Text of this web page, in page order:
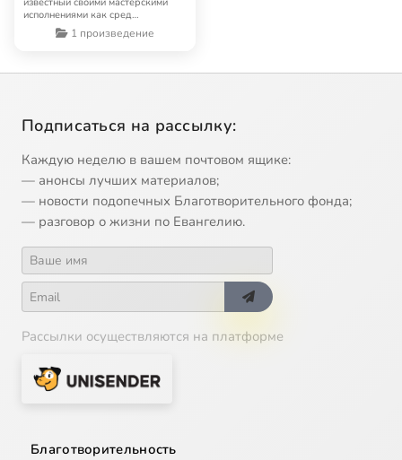
исполнениями как сред…
1 произведение
Подписаться на рассылку:
Каждую неделю в вашем почтовом ящике:
— анонсы лучших материалов;
— новости подопечных Благотворительного фонда;
— разговор о жизни по Евангелию.
Рассылки осуществляются на платформе
Благотворительность